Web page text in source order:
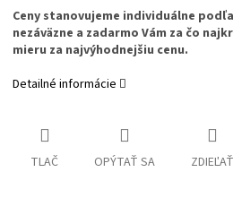
Ceny stanovujeme individuálne
nezáväzne a zadarmo Vám za čo
mieru za najvýhodnejšiu cenu.
Detailné informácie
TLAČ OPÝTAŤ SA ZDIEĽAŤ